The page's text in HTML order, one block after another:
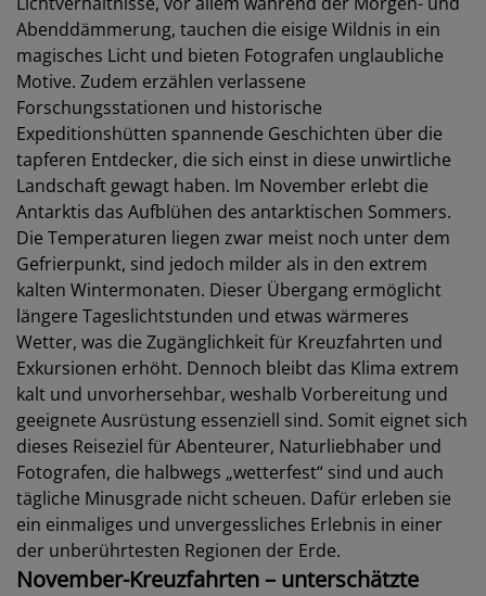
Abenddämmerung, tauchen die eisige Wildnis in ein
magisches Licht und bieten Fotografen unglaubliche
Motive. Zudem erzählen verlassene
Forschungsstationen und historische
Expeditionshütten spannende Geschichten über die
tapferen Entdecker, die sich einst in diese unwirtliche
Landschaft gewagt haben. Im November erlebt die
Antarktis das Aufblühen des antarktischen Sommers.
Die Temperaturen liegen zwar meist noch unter dem
Gefrierpunkt, sind jedoch milder als in den extrem
kalten Wintermonaten. Dieser Übergang ermöglicht
längere Tageslichtstunden und etwas wärmeres
Wetter, was die Zugänglichkeit für Kreuzfahrten und
Exkursionen erhöht. Dennoch bleibt das Klima extrem
kalt und unvorhersehbar, weshalb Vorbereitung und
geeignete Ausrüstung essenziell sind. Somit eignet sich
dieses Reiseziel für Abenteurer, Naturliebhaber und
Fotografen, die halbwegs „wetterfest“ sind und auch
tägliche Minusgrade nicht scheuen. Dafür erleben sie
ein einmaliges und unvergessliches Erlebnis in einer
der unberührtesten Regionen der Erde.
November-Kreuzfahrten – unterschätzte